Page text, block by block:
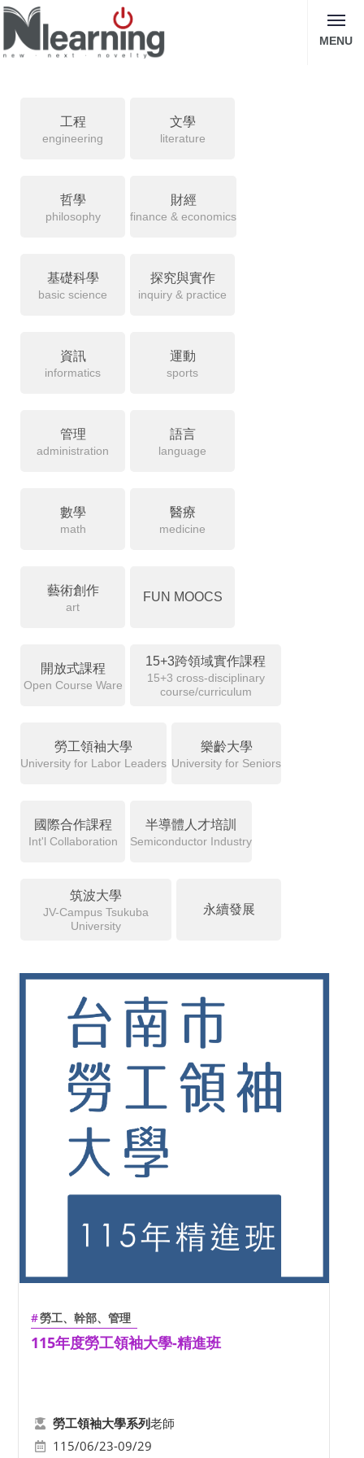
MENU
工程
engineering
文學
literature
哲學
philosophy
財經
finance & economics
基礎科學
basic science
探究與實作
inquiry & practice
資訊
informatics
運動
sports
管理
administration
語言
language
數學
math
醫療
medicine
藝術創作
art
FUN MOOCS
開放式課程
Open Course Ware
15+3跨領域實作課程
15+3 cross-disciplinary
course/curriculum
勞工領袖大學
University for Labor Leaders
樂齡大學
University for Seniors
國際合作課程
Int'l Collaboration
半導體人才培訓
Semiconductor Industry
筑波大學
JV-Campus Tsukuba
University
永續發展
勞工、幹部、管理
115年度勞工領袖大學-精進班
勞工領袖大學系列老師
115/06/23-09/29